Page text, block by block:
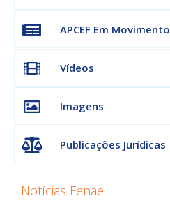
APCEF Em Movimento
Vídeos
Imagens
Publicações Jurídicas
Notícias Fenae